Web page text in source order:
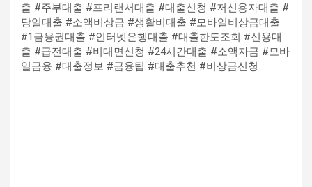
출 #주부대출 #프리랜서대출 #대출신청 #저신용자대출 #
당일대출 #소액비상금 #생활비대출 #모바일비상금대출
#1금융권대출 #인터넷은행대출 #대출한도조회 #신용대
출 #급전대출 #비대면신청 #24시간대출 #소액자금 #모바
일금융 #대출정보 #금융팁 #대출추천 #비상금신청